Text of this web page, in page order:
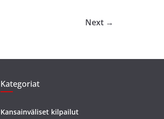
Next →
Kategoriat
Kansainväliset kilpailut